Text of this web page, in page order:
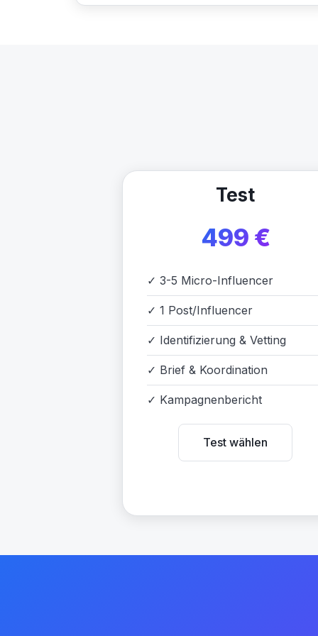
Test
499 €
✓ 3-5 Micro-Influencer
✓ 1 Post/Influencer
✓ Identifizierung & Vetting
✓ Brief & Koordination
✓ Kampagnenbericht
Test wählen